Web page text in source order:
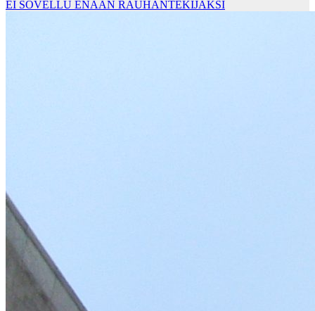
EI SOVELLU ENÄÄN RAUHANTEKIJÄKSI